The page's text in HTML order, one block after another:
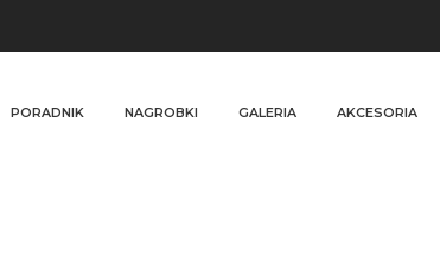
PORADNIK NAGROBKI GALERIA AKCESORIA